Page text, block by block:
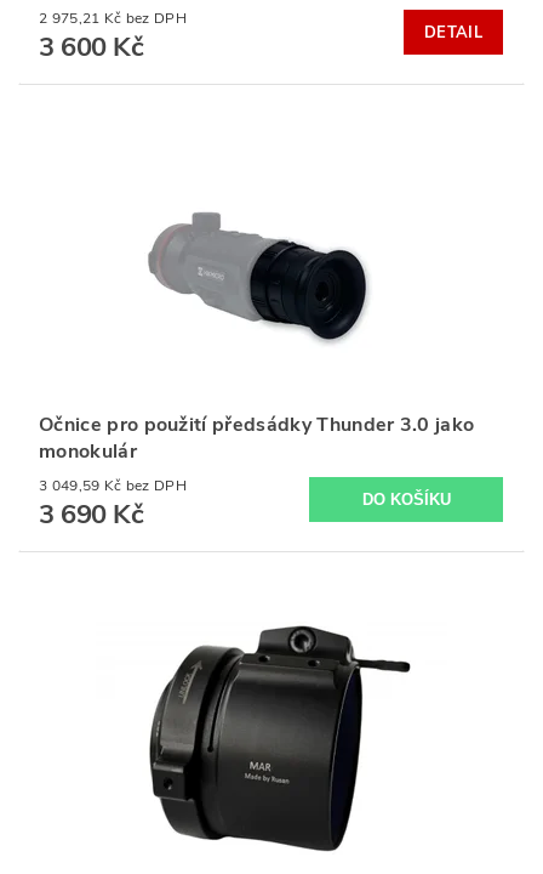
2 975,21 Kč bez DPH
3 600 Kč DETAIL
Očnice pro použití předsádky Thunder 3.0 jako
monokulár
3 049,59 Kč bez DPH
3 690 Kč